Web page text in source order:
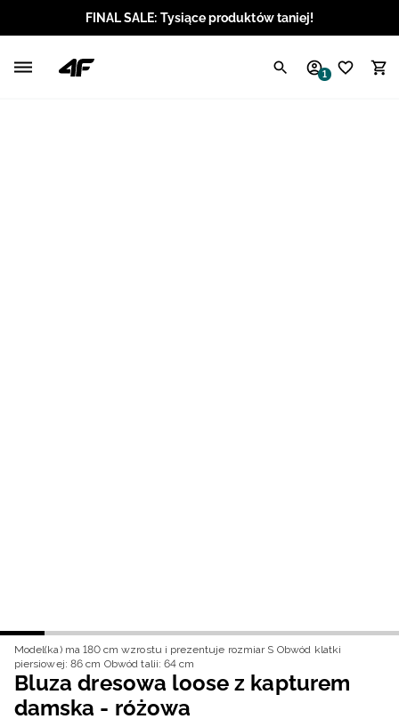
FINAL SALE: Tysiące produktów taniej!
1
Model(ka) ma 180 cm wzrostu i prezentuje rozmiar S Obwód klatki
piersiowej: 86 cm Obwód talii: 64 cm
Bluza dresowa loose z kapturem
damska - różowa